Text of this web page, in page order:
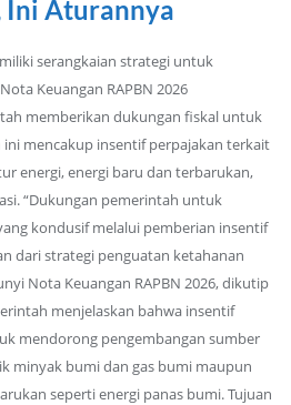
Ini Aturannya
serangkaian strategi untuk
Keuangan RAPBN 2026
memberikan dukungan fiskal untuk
mencakup insentif perpajakan terkait
energi, energi baru dan terbarukan,
“Dukungan pemerintah untuk
kondusif melalui pemberian insentif
dari strategi penguatan ketahanan
Nota Keuangan RAPBN 2026, dikutip
menjelaskan bahwa insentif
mendorong pengembangan sumber
minyak bumi dan gas bumi maupun
seperti energi panas bumi. Tujuan